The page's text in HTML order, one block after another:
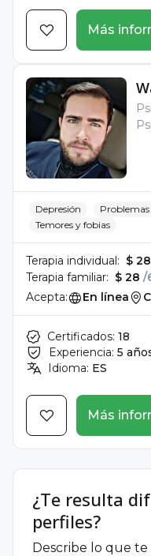
Más
Depresión Problemas
Temores y fobias
Terapia individual: $ 28
Terapia familiar: $ 28 /
Acepta:
En línea
Certificados: 18
Experiencia: 5
Idioma: ES
Más
¿Te resulta
perfiles?
Describe lo que